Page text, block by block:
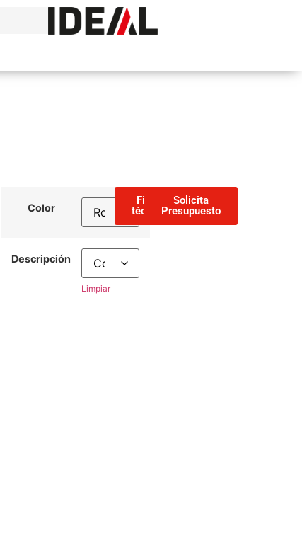
Color
Descripción
Limpiar
Ficha
técnica
Solicita
Presupuesto